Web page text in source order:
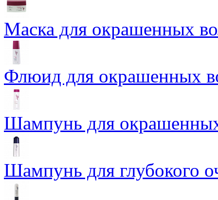
Маска для окрашенных
Флюид для окрашенных
Шампунь для
Шампунь для глубокого